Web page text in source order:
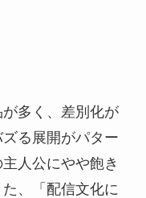
多く、差別化が
る展開がパター
人公にやや飽き
、「配信文化に